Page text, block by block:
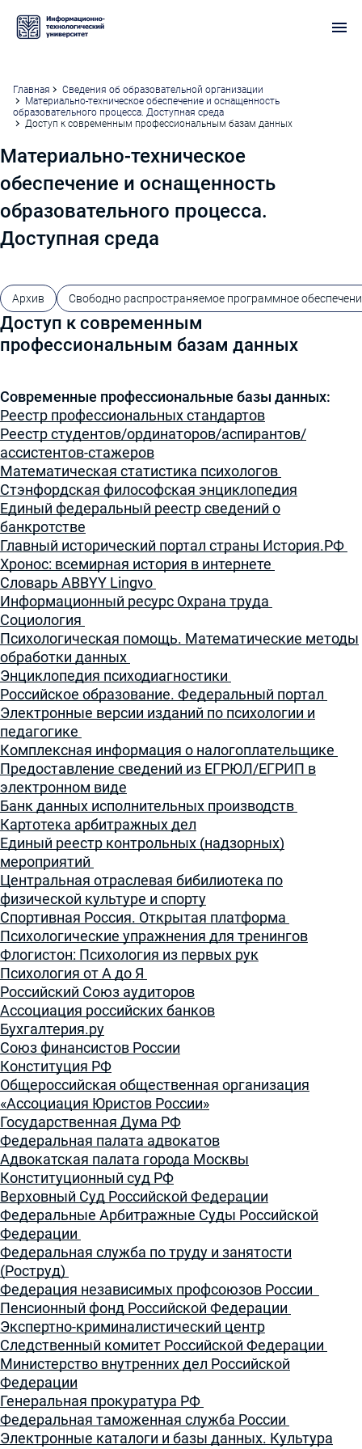
Главная
Сведения об образовательной организации
Материально-техническое обеспечение и оснащенность
образовательного процесса. Доступная среда
Доступ к современным профессиональным базам данных
Материально-техническое
обеспечение и оснащенность
образовательного процесса.
Доступная среда
Архив Свободно распространяемое программное
Доступ к современным
профессиональным базам данных
Современные профессиональные базы данных:
Реестр профессиональных стандартов
Реестр студентов/ординаторов/аспирантов/
ассистентов-стажеров
Математическая статистика психологов
Стэнфордская философская энциклопедия
Единый федеральный реестр сведений о
банкротстве
Главный исторический портал страны История.РФ
Хронос: всемирная история в интернете
Словарь ABBYY Lingvo
Информационный ресурс Охрана труда
Социология
Психологическая помощь. Математические методы
обработки данных
Энциклопедия психодиагностики
Российское образование. Федеральный портал
Электронные версии изданий по психологии и
педагогике
Комплексная информация о налогоплательщике
Предоставление сведений из ЕГРЮЛ/ЕГРИП в
электронном виде
Банк данных исполнительных производств
Картотека арбитражных дел
Единый реестр контрольных (надзорных)
мероприятий
Центральная отраслевая бибилиотека по
физической культуре и спорту
Спортивная Россия. Открытая платформа
Психологические упражнения для тренингов
Флогистон: Психология из первых рук
Психология от А до Я
Российский Союз аудиторов
Ассоциация российских банков
Бухгалтерия.ру
Союз финансистов России
Конституция РФ
Общероссийская общественная организация
«Ассоциация Юристов России»
Государственная Дума РФ
Федеральная палата адвокатов
Адвокатская палата города Москвы
Конституционный суд РФ
Верховный Суд Российской Федерации
Федеральные Арбитражные Суды Российской
Федерации
Федеральная служба по труду и занятости
(Роструд)
Федерация независимых профсоюзов России
Пенсионный фонд Российской Федерации
Экспертно-криминалистический центр
Следственный комитет Российской Федерации
Министерство внутренних дел Российской
Федерации
Генеральная прокуратура РФ
Федеральная таможенная служба России
Электронные каталоги и базы данных. Культура